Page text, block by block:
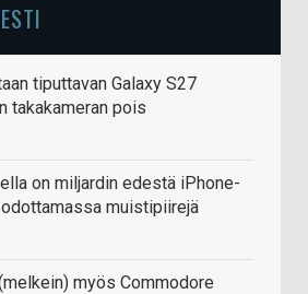
tiputtavan Galaxy S27
takakameran pois
on miljardin edestä iPhone-
muistipiirejä
myös Commodore